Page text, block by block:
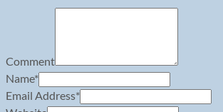
Comment
Name*
Email Address*